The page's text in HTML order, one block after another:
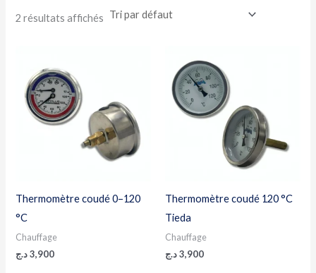
2 résultats affichés
Thermomètre coudé 0–120
°C
Chauffage
3,900 د.ج
Thermomètre coudé 120 °C
Tieda
Chauffage
3,900د.ج